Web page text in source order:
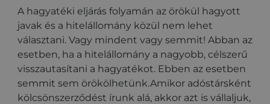
A hagyatéki eljárás folyamán az örökül hagyott
javak és a hitelállomány közül nem lehet
választani. Vagy mindent vagy semmit! Abban az
esetben, ha a hitelállomány a nagyobb, célszerű
visszautasítani a hagyatékot. Ebben az esetben
semmit sem örökölhetünk.Amikor adóstársként
kölcsönszerződést írunk alá, akkor azt is vállaljuk,